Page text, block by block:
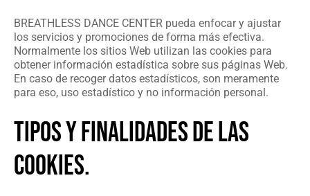
BREATHLESS DANCE CENTER pueda enfocar y ajustar
los servicios y promociones de forma más efectiva.
Normalmente los sitios Web utilizan las cookies para
obtener información estadística sobre sus páginas Web.
En caso de recoger datos estadísticos, son meramente
para eso, uso estadístico y no información personal.
TIPOS Y FINALIDADES DE LAS
COOKIES.